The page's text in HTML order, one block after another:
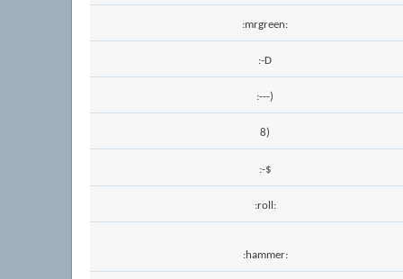
:mrgreen:
:-D
:---)
8)
:-$
:roll:
:hammer: